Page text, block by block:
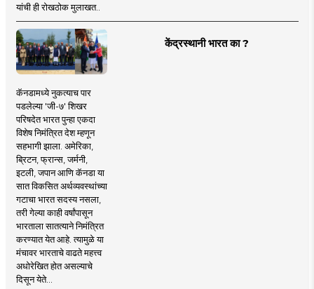
यांची ही रोखठोक मुलाखत..
केंद्रस्थानी भारत का ?
कॅनडामध्ये नुकत्याच पार
पडलेल्या 'जी-७' शिखर
परिषदेत भारत पुन्हा एकदा
विशेष निमंत्रित देश म्हणून
सहभागी झाला. अमेरिका,
ब्रिटन, फ्रान्स, जर्मनी,
इटली, जपान आणि कॅनडा या
सात विकसित अर्थव्यवस्थांच्या
गटाचा भारत सदस्य नसला,
तरी गेल्या काही वर्षांपासून
भारताला सातत्याने निमंत्रित
करण्यात येत आहे. त्यामुळे या
मंचावर भारताचे वाढते महत्त्व
अधोरेखित होत असल्याचे
दिसून येते...